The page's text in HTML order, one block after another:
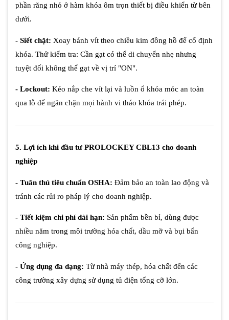
phần răng nhỏ ở hàm khóa ôm trọn thiết bị điều khiển từ bên
dưới.
- Siết chặt: Xoay bánh vít theo chiều kim đồng hồ để cố định
khóa. Thử kiểm tra: Cần gạt có thể di chuyển nhẹ nhưng
tuyệt đối không thể gạt về vị trí "ON".
- Lockout: Kéo nắp che vít lại và luồn ổ khóa móc an toàn
qua lỗ để ngăn chặn mọi hành vi tháo khóa trái phép.
5. Lợi ích khi đầu tư PROLOCKEY CBL13 cho doanh
nghiệp
- Tuân thủ tiêu chuẩn OSHA: Đảm bảo an toàn lao động và
tránh các rủi ro pháp lý cho doanh nghiệp.
- Tiết kiệm chi phí dài hạn: Sản phẩm bền bỉ, dùng được
nhiều năm trong môi trường hóa chất, dầu mỡ và bụi bẩn
công nghiệp.
- Ứng dụng đa dạng: Từ nhà máy thép, hóa chất đến các
công trường xây dựng sử dụng tủ điện tổng cỡ lớn.